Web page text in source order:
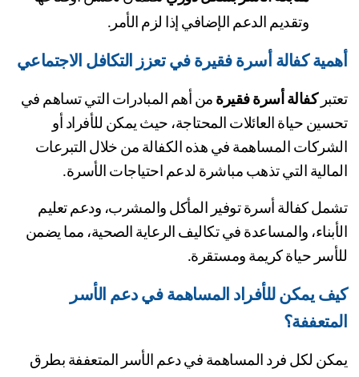
وتقديم الدعم الإضافي إذا لزم الأمر.
كفالة أسرة فقيرة في تعزز التكافل الاجتماعي
كفالة أسرة فقيرة
تحسين حياة العائلات المحتاجة، حيث يمكن للأفراد أو
الشركات المساهمة في هذه الكفالة من خلال التبرعات
التي تذهب مباشرة لدعم احتياجات الأسرة.
تشمل كفالة أسرة توفير المأكل والمشرب، ودعم تعليم
الأبناء، والمساعدة في تكاليف الرعاية الصحية، مما يضمن
حياة كريمة ومستقرة.
كيف يمكن للأفراد المساهمة في دعم الأسر
يمكن لكل فرد المساهمة في دعم الأسر المتعففة بطرق